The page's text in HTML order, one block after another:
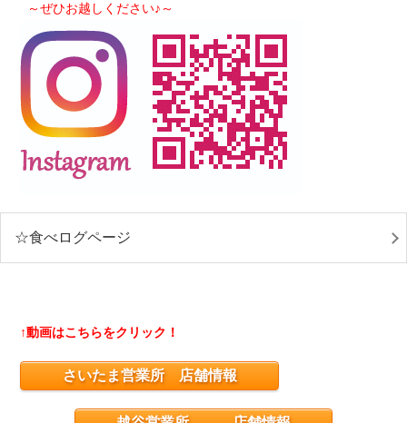
～ぜひお越しください♪～
☆食べログページ
↑動画はこちらをクリック！
さいたま営業所 店舗情報